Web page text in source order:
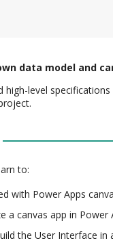
data model and
high-level
to:
with Power Apps
a canvas app in Power
the User Interface in